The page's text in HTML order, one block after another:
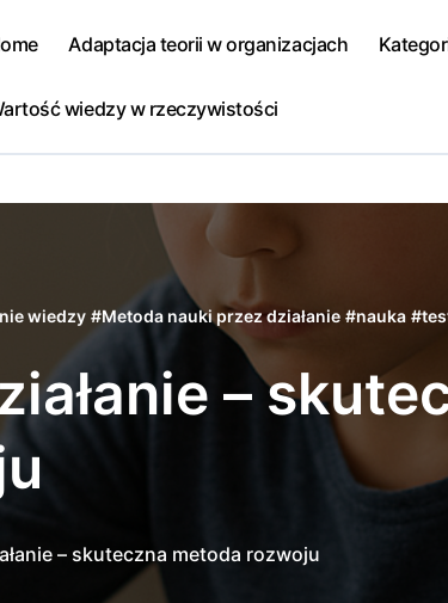
Adaptacja teorii w organizacjach
wiedzy w rzeczywistości
wiedzy #Metoda nauki przez działanie #nauka #
–
– skuteczna metoda rozwoju